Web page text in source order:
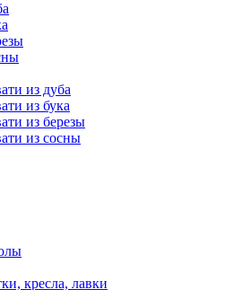
из дуба
из бука
из березы
из сосны
кресла, лавки